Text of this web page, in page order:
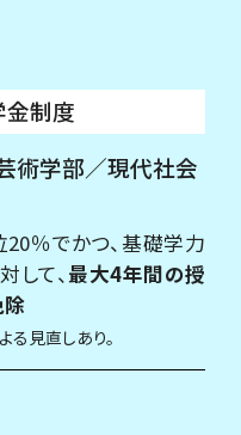
金制度
術学部／現代社会
％でかつ、基礎学力
して、最大4年間の授
除
見直しあり。